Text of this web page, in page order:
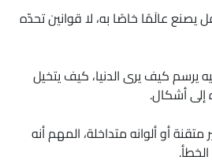
عالَمًا خاصًا به، لا قوانين تحدّه
يرسم كيف يرى الدنيا، كيف يتخيل
أشكال.
أو ألوانه متداخلة، المهم أنه